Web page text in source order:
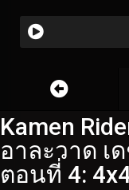
Kamen
อาละวาด เ
ตอนที่ 4: